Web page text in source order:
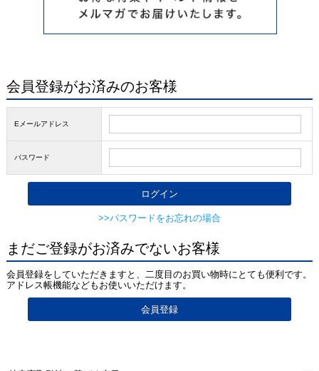
会員登録がお済みのお客様
Eメールアドレス
パスワード
>>パスワードをお忘れの場合
まだご登録がお済みでないお客様
会員登録をしていただきますと、二度目のお買い物時にとても便利です。
アドレス帳機能などもお使いいただけます。